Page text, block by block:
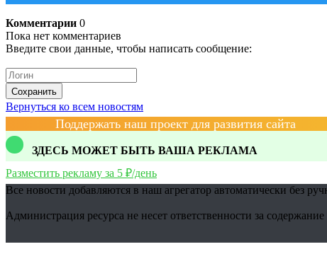
Комментарии 0
Пока нет комментариев
Введите свои данные, чтобы написать сообщение:
Сохранить
Вернуться ко всем новостям
Поддержать наш проект для развития сайта
ЗДЕСЬ МОЖЕТ БЫТЬ ВАША РЕКЛАМА
Разместить рекламу за 5 ₽/день
Все новости добавляются в наш агрегатор автоматически без
Администрация ресурса не несет ответственности за